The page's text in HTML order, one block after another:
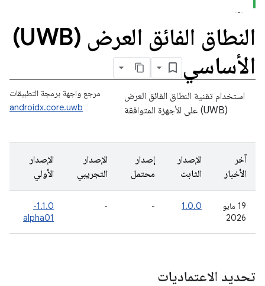
النطاق الفائق العرض (UWB)
الأساسي
مرجع واجهة برمجة التطبيقات
androidx.core.uwb
استخدام تقنية النطاق الفائق العرض
(UWB) على الأجهزة المتوافقة
آخر
الأخبار
الإصدار
الثابت
إصدار
محتمل
الإصدار
التجريبي
الإصدار
الأولي
‫19 مايو
2026
1.0.0
-
-
1.1.0-
alpha01
تحديد الاعتماديات